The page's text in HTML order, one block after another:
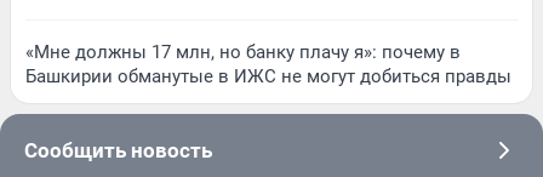
«Мне должны 17 млн, но банку плачу я»: почему в
Башкирии обманутые в ИЖС не могут добиться правды
Сообщить новость